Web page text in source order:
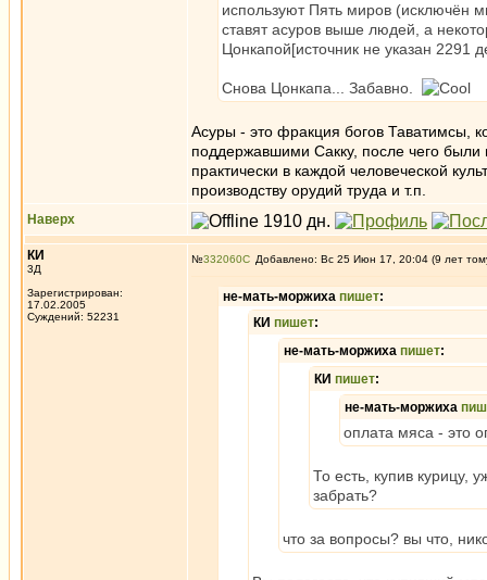
используют Пять миров (исключён
ставят асуров выше людей, а
Цонкапой[источник не указан 2291
Снова Цонкапа... Забавно.
Асуры - это фракция богов Таватимсы,
поддержавшими Сакку, после чего
практически в каждой человеческой
производству орудий труда и т.п.
Наверх
КИ
3Д
Зарегистрирован:
17.02.2005
Суждений: 52231
№332060 Добавлено: Вс 25 Июн 17, 20:04 (9 лет
не-мать-моржиха пишет:
КИ пишет:
не-мать-моржиха пишет:
КИ пишет:
не-мать-моржиха
оплата мяса - это
То есть, купив курицу,
забрать?
что за вопросы? вы что,